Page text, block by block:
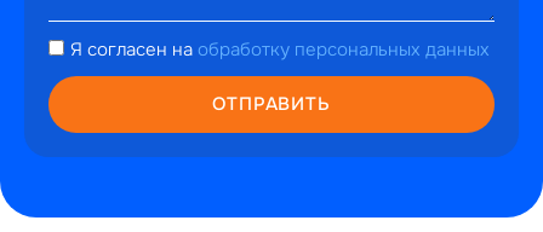
hello@perfectweb.ru
WhatsApp
Telegram
Я согласен на обработку персональных данных
ОТПРАВИТЬ